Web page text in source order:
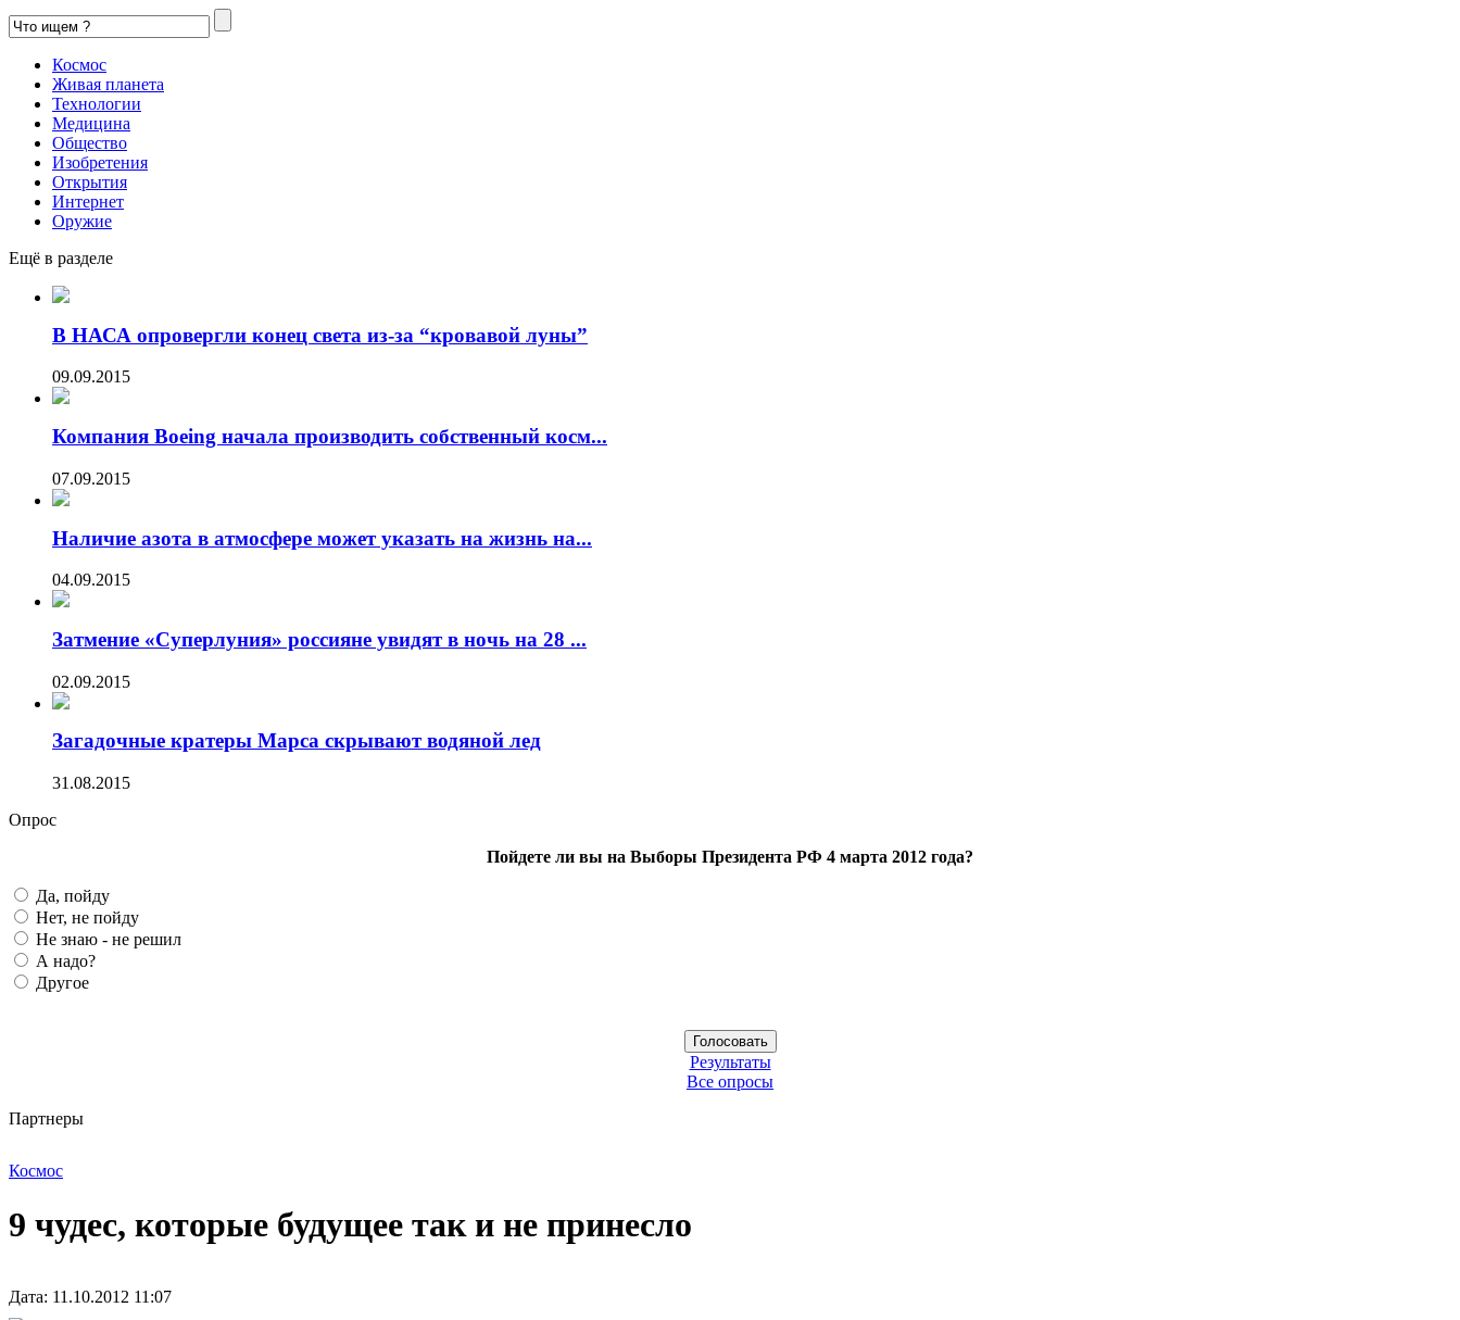
Космос
Живая планета
Технологии
Медицина
Общество
Изобретения
Открытия
Интернет
Оружие
Ещё в разделе
В НАСА опровергли конец света из-за “кровавой луны”
09.09.2015
Компания Boeing начала производить собственный косм...
07.09.2015
Наличие азота в атмосфере может указать на жизнь на...
04.09.2015
Затмение «Суперлуния» россияне увидят в ночь на 28 ...
02.09.2015
Загадочные кратеры Марса скрывают водяной лед
31.08.2015
Опрос
Пойдете ли вы на Выборы Президента РФ 4 марта 2012 года?
Да, пойду
Нет, не пойду
Не знаю - не решил
А надо?
Другое
Результаты
Все опросы
Партнеры
Космос
9 чудес, которые будущее так и не принесло
Дата: 11.10.2012 11:07